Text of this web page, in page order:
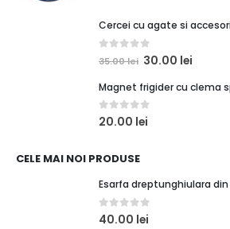
Cercei cu agate si
0out of 5
35.00lei 30.00 lei
0out of 5
20.00 lei
CELE MAI NOI PRODUSE
0out of 5
40.00 lei